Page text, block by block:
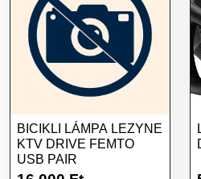
BICIKLI LÁMPA LEZYNE
KTV DRIVE FEMTO
USB PAIR